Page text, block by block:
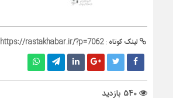
لینک کوتاه :https://rastakhabar.ir/?p=7062